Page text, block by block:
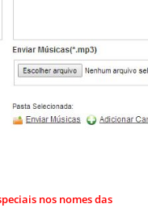
nos nomes das